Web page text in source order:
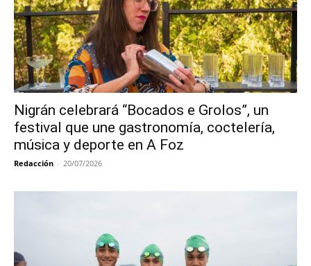
Nigrán celebrará “Bocados e Grolos”, un
festival que une gastronomía, coctelería,
música y deporte en A Foz
Redacción - 20/07/2026